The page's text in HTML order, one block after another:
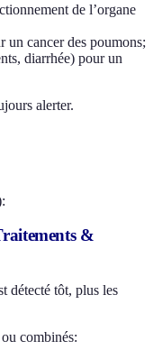
de l’organe
un cancer des poumons;
diarrhée) pour un
alerter.
&
détecté tôt, plus les
combinés: